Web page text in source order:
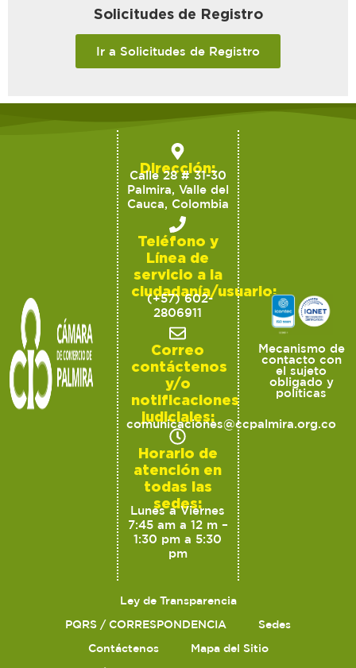
Solicitudes de Registro
Ir a Solicitudes de Registro
Dirección:
Calle 28 # 31-30
Palmira, Valle del
Cauca, Colombia
Teléfono y
Línea de
servicio a la
ciudadanía/usuario:
(+57) 602-
2806911
Correo
contáctenos
y/o
notificaciones
judiciales:
comunicaciones@ccpalmira.org.co
Horario de
atención en
todas las
sedes:
Lunes a Viernes
7:45 am a 12 m –
1:30 pm a 5:30
pm
Mecanismo de
contacto con
el sujeto
obligado y
políticas
Ley de Transparencia
PQRS / CORRESPONDENCIA
Sedes
Contáctenos
Mapa del Sitio